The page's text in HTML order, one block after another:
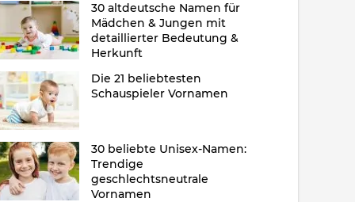
30 altdeutsche Namen für
Mädchen & Jungen mit
detaillierter Bedeutung &
Herkunft
Die 21 beliebtesten
Schauspieler Vornamen
30 beliebte Unisex-Namen:
Trendige
geschlechtsneutrale
Vornamen